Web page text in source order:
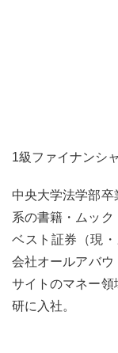
1級ファイナンシ
中央大学法学部
系の書籍・ムッ
ベスト証券（現
会社オールアバ
サイトのマネー領
研に入社。